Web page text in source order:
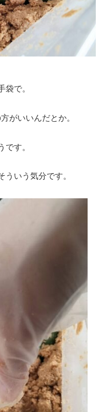
袋で。
がいいんだとか。
です。
ういう気分です。